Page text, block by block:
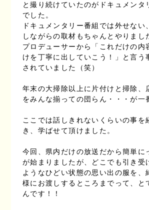
と撮り続けていたのがドキュメンタ
でした。
ドキュメンタリー番組では外せない
しながらの取材もちゃんとやりまし
プロデューサーから「これだけの内
けを丁寧に出していこう！」と言う
されていました（笑）
年末の大掃除以上に片付けと掃除、
をみんな揃っての団らん・・・が一
ここでは話しきれないくらいの事を
き、学ばせて頂けました。
今回、県内だけの放送だから簡単に
が始まりましたが、どこでも引き受
ようなひどい状態の思い出の服を、
様にお渡しするところまでって、と
んです！！